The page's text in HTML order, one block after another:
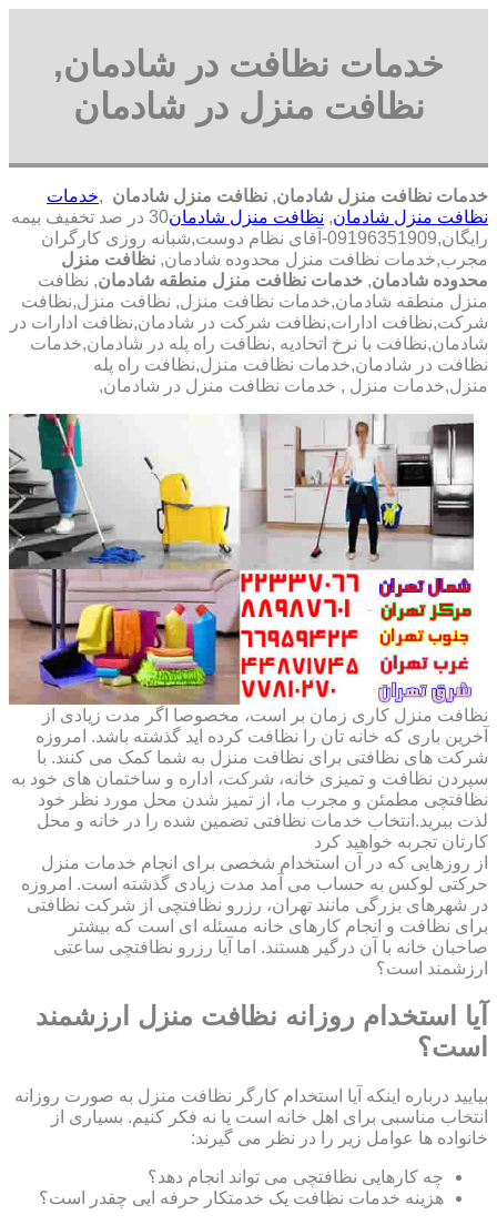
خدمات نظافت در شادمان,
نظافت منزل در شادمان
خدمات نظافت منزل شادمان, نظافت منزل شادمان ,خدمات
نظافت منزل شادمان, نظافت منزل شادمان
30 در صد تخفیف بیمه
رایگان,09196351909-آقای نظام دوست,شبانه روزی کارگران
مجرب,خدمات نظافت منزل محدوده شادمان, نظافت منزل
محدوده شادمان, خدمات نظافت منزل منطقه شادمان, نظافت
منزل منطقه شادمان,خدمات نظافت منزل, نظافت منزل,نظافت
شرکت,نظافت ادارات,نظافت شرکت در شادمان,نظافت ادارات در
شادمان,نظافت با نرخ اتحادیه ,نظافت راه پله در شادمان,خدمات
نظافت در شادمان,خدمات نظافت منزل,نظافت راه پله
منزل,خدمات منزل , خدمات نظافت منزل در شادمان,
نظافت منزل کاری زمان بر است، مخصوصا اگر مدت زیادی از
آخرین باری که خانه تان را نظافت کرده اید گذشته باشد. امروزه
شرکت های نظافتی برای نظافت منزل به شما کمک می کنند. با
سپردن نظافت و تمیزی خانه، شرکت، اداره و ساختمان های خود به
نظافتچی مطمئن و مجرب ما، از تمیز شدن محل مورد نظر خود
لذت ببرید.انتخاب خدمات نظافتی تضمین شده را در خانه و محل
کارتان تجربه خواهید کرد
از روزهایی که در آن استخدام شخصی برای انجام خدمات منزل
حرکتی لوکس به حساب می آمد مدت زیادی گذشته است. امروزه
در شهرهای بزرگی مانند تهران، رزرو نظافتچی از شرکت نظافتی
برای نظافت و انجام کارهای خانه مسئله ای است که بیشتر
صاحبان خانه با آن درگیر هستند. اما آیا رزرو نظافتچی ساعتی
ارزشمند است؟
آیا استخدام روزانه نظافت منزل ارزشمند
است؟
بیایید درباره اینکه آیا استخدام کارگر نظافت منزل به صورت روزانه
انتخاب مناسبی برای اهل خانه است یا نه فکر کنیم. بسیاری از
خانواده ها عوامل زیر را در نظر می گیرند:
چه کارهایی نظافتچی می تواند انجام دهد؟
هزینه خدمات نظافت یک خدمتکار حرفه ایی چقدر است؟